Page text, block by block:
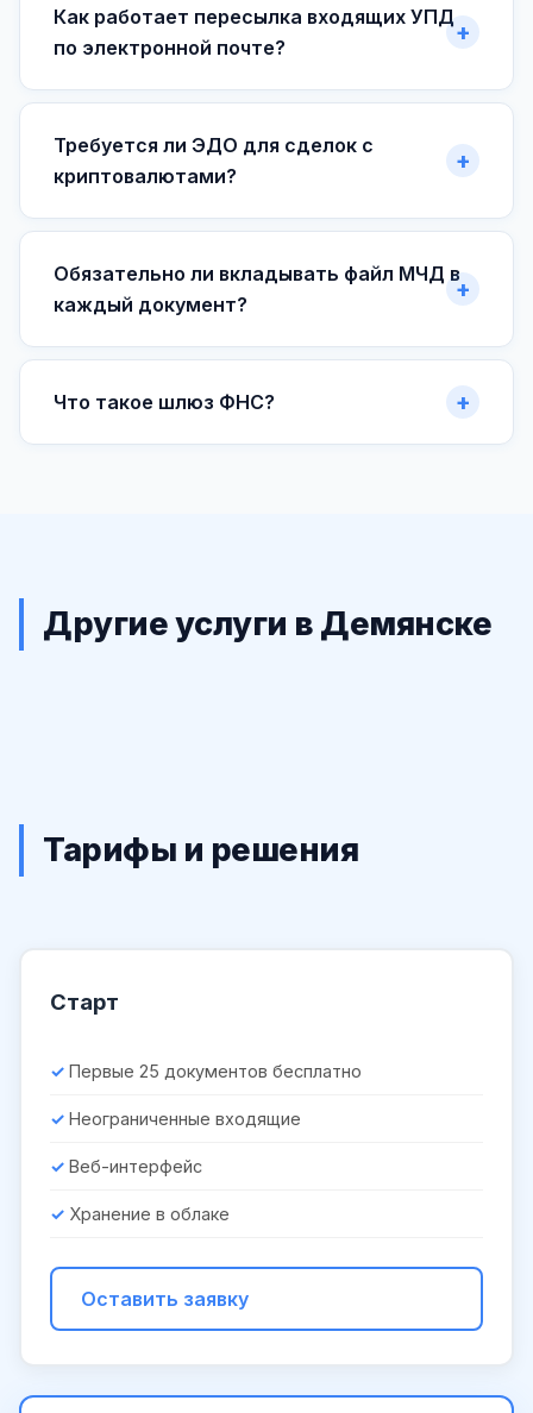
Как работает пересылка входящих УПД
по электронной почте?
Требуется ли ЭДО для сделок с
криптовалютами?
Обязательно ли вкладывать файл МЧД в
каждый документ?
Что такое шлюз ФНС?
Другие услуги в Демянске
Тарифы и решения
Старт
Первые 25 документов бесплатно
Неограниченные входящие
Веб-интерфейс
Хранение в облаке
Оставить заявку